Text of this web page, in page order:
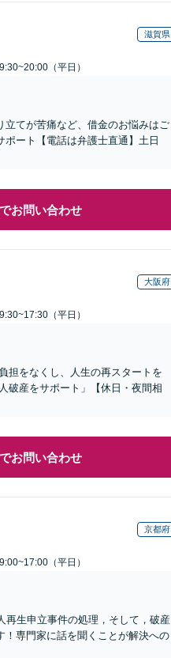
滋賀県
（平日）
立てが苦痛など、借金のお悩みはご
ート【電話は弁護士直通】土日
お問い合わせ
大阪府
（平日）
担をなくし、人生の再スタートを
破産をサポート」【休日・夜間相
お問い合わせ
京都府
（平日）
再生申立事件の処理，そして，破産
専門家に話を聞くことが解決への